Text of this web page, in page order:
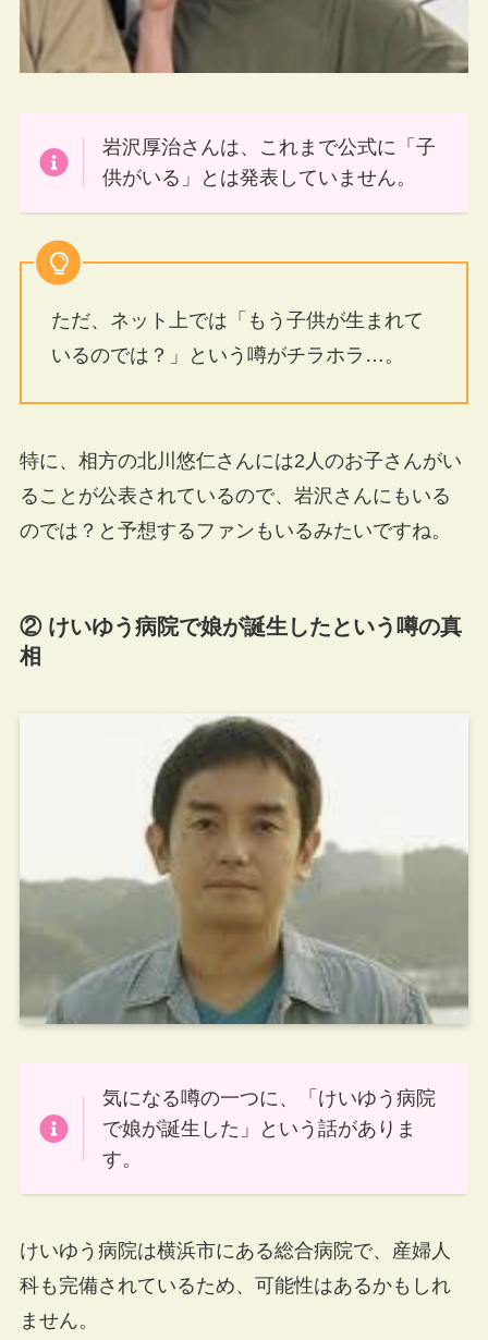
岩沢厚治さんは、これまで公式に「子
供がいる」とは発表していません。
ただ、ネット上では「もう子供が生まれて
いるのでは？」という噂がチラホラ…。
特に、相方の北川悠仁さんには2人のお子さんがい
ることが公表されているので、岩沢さんにもいる
のでは？と予想するファンもいるみたいですね。
② けいゆう病院で娘が誕生したという噂の真
相
気になる噂の一つに、「けいゆう病院
で娘が誕生した」という話がありま
す。
けいゆう病院は横浜市にある総合病院で、産婦人
科も完備されているため、可能性はあるかもしれ
ません。